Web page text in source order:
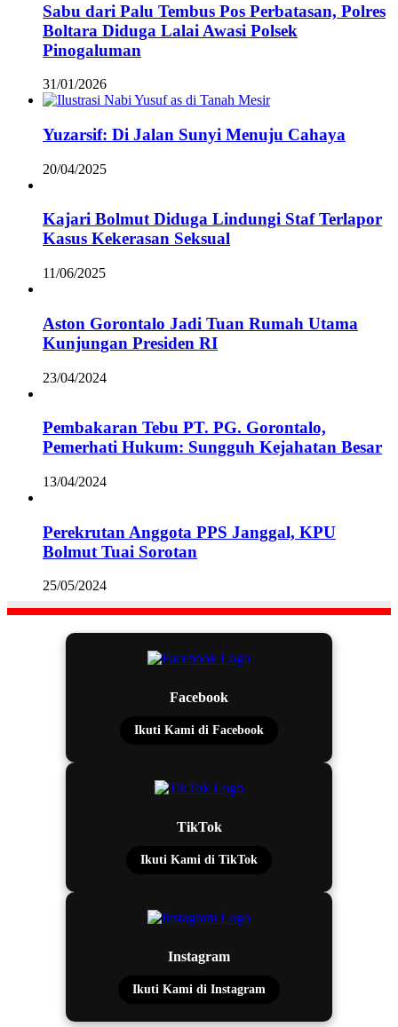
Sabu dari Palu Tembus Pos Perbatasan, Polres
Boltara Diduga Lalai Awasi Polsek
Pinogaluman
31/01/2026
Yuzarsif: Di Jalan Sunyi Menuju Cahaya
20/04/2025
Kajari Bolmut Diduga Lindungi Staf Terlapor
Kasus Kekerasan Seksual
11/06/2025
Aston Gorontalo Jadi Tuan Rumah Utama
Kunjungan Presiden RI
23/04/2024
Pembakaran Tebu PT. PG. Gorontalo,
Pemerhati Hukum: Sungguh Kejahatan Besar
13/04/2024
Perekrutan Anggota PPS Janggal, KPU
Bolmut Tuai Sorotan
25/05/2024
Facebook
Ikuti Kami di Facebook
TikTok
Ikuti Kami di TikTok
Instagram
Ikuti Kami di Instagram